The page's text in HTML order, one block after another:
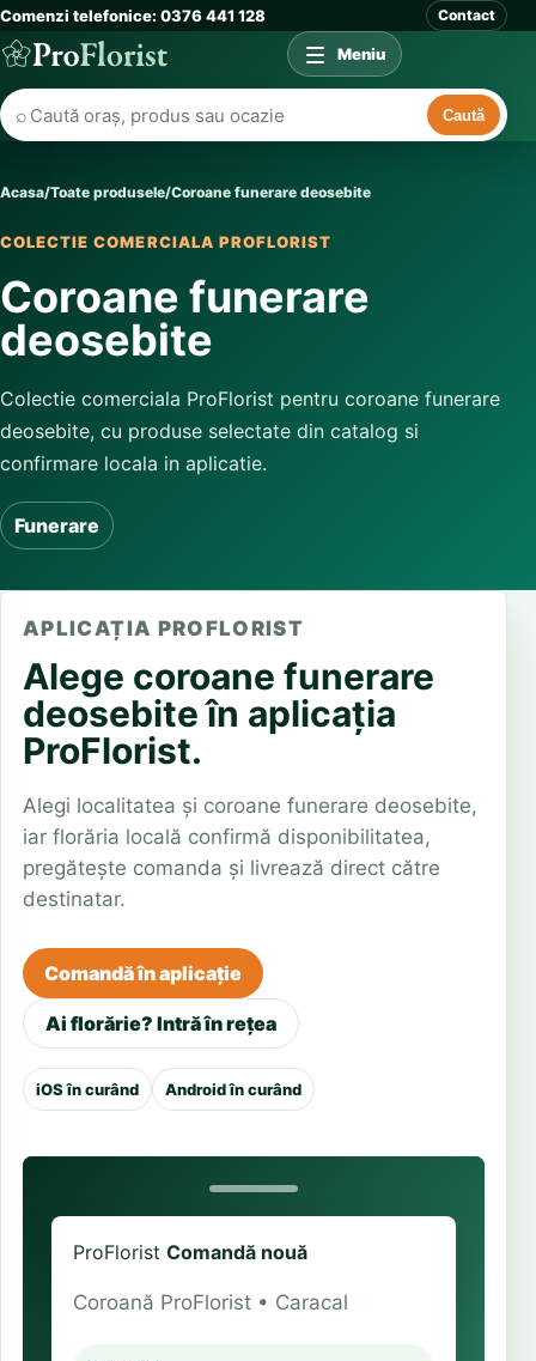
Comenzi telefonice: 0376 441 128 Contact
⌕ Caută
Meniu
Acasa/Toate produsele/Coroane funerare deosebite
COLECTIE COMERCIALA PROFLORIST
Coroane funerare
deosebite
Colectie comerciala ProFlorist pentru coroane funerare
deosebite, cu produse selectate din catalog si
confirmare locala in aplicatie.
Funerare
APLICAȚIA PROFLORIST
Alege coroane funerare
deosebite în aplicația
ProFlorist.
Alegi localitatea și coroane funerare deosebite,
iar florăria locală confirmă disponibilitatea,
pregătește comanda și livrează direct către
destinatar.
Comandă în aplicație
Ai florărie? Intră în rețea
iOS în curând Android în curând
ProFlorist Comandă nouă
Coroană ProFlorist • Caracal